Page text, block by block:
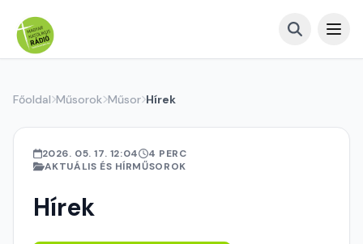
Főoldal Műsorok Műsor Hírek
2026. 05. 17. 12:04
4 PERC
AKTUÁLIS ÉS HÍRMŰSOROK
Hírek